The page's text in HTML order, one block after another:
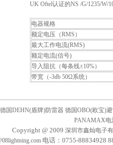
UK Oftel认证的NS /G/1235/W/
电器规格
额定电压（RMS）
最大工作电流(RMS)
额定电流(信号)
导入阻抗（每条线±10%）
带宽（-3db 50Ω系统）
德国DEHN(盾牌)防雷器 德国OBO(欧宝)
PANAMAX电
Copyright @ 2009 深圳市鑫灿电子
电话：0755-88834928